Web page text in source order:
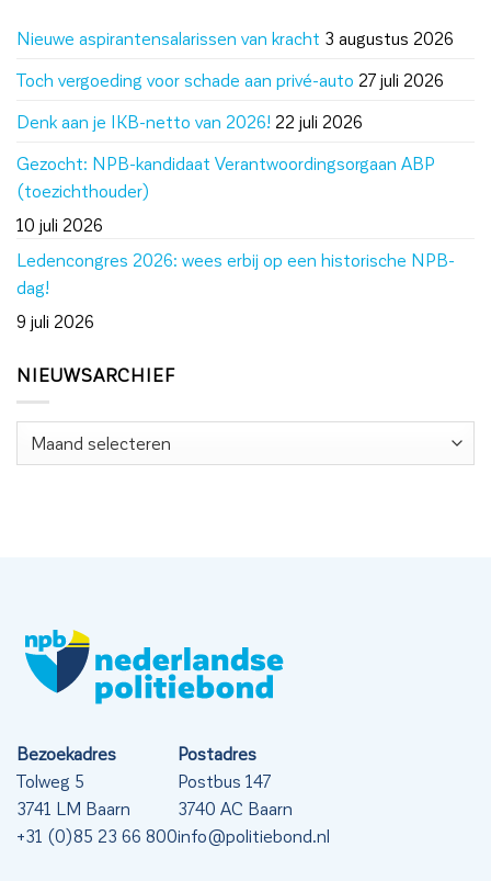
Nieuwe aspirantensalarissen van kracht 3 augustus 2026
Toch vergoeding voor schade aan privé-auto 27 juli 2026
Denk aan je IKB-netto van 2026! 22 juli 2026
Gezocht: NPB-kandidaat Verantwoordingsorgaan ABP
(toezichthouder)
10 juli 2026
Ledencongres 2026: wees erbij op een historische NPB-
dag!
9 juli 2026
NIEUWSARCHIEF
Nieuwsarchief
Bezoekadres
Tolweg 5
3741 LM Baarn
+31 (0)85 23 66 800
Postadres
Postbus 147
3740 AC Baarn
info@politiebond.nl